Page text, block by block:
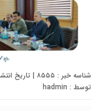
شناسه خبر : ۸۵۵۵ | تاریخ انتشار : ۳۰ مرداد ۱۴۰۳ - ۱۶:۲۴ | تعداد دیدگاه :
توسط : hadmin